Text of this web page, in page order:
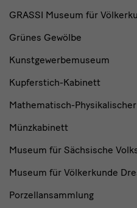
GRASSI Museum für
Grünes Gewölbe
Kunstgewerbemuseum
Kupferstich-Kabinett
Mathematisch-
Münzkabinett
Museum für Sächsische
Museum für Völkerkunde
Porzellansammlung